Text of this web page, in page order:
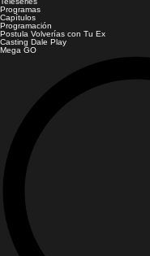
Programas
Capítulos
Programación
Postula Volverías con Tu Ex
Casting Dale Play
Mega GO